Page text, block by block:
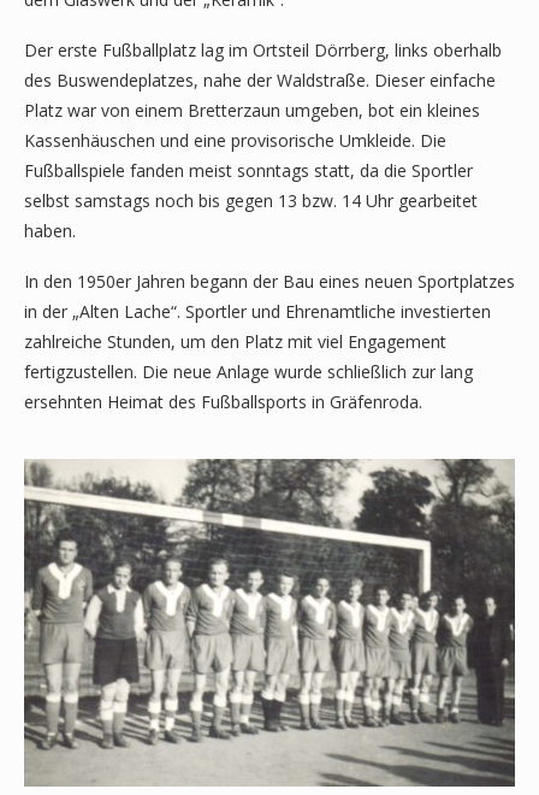
Der erste Fußballplatz lag im Ortsteil Dörrberg, links ober­halb
des Buswendeplatzes, nahe der Waldstraße. Dieser einfache
Platz war von einem Bretterzaun umgeben, bot ein kleines
Kassenhäuschen und eine provisorische Umkleide. Die
Fußballspiele fanden meist sonntags statt, da die Sportler
selbst samstags noch bis gegen 13 bzw. 14 Uhr gearbeitet
haben.
In den 1950er Jahren begann der Bau eines neuen Sportplatzes
in der „Alten Lache“. Sportler und Ehrenamtliche investierten
zahlreiche Stunden, um den Platz mit viel Engagement
fertigzustellen. Die neue Anlage wurde schließlich zur lang
ersehnten Heimat des Fußballsports in Gräfenroda.